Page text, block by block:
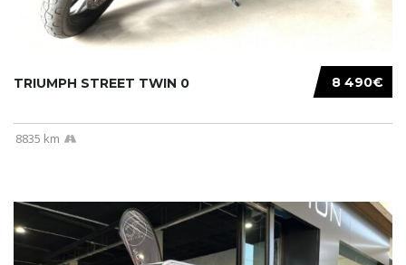
8 490€
TRIUMPH STREET TWIN 0
8835 km